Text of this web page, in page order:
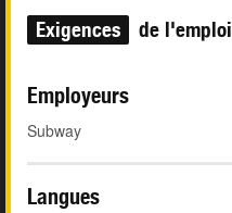
Exigences de l'emploi
Employeurs
Subway
Langues